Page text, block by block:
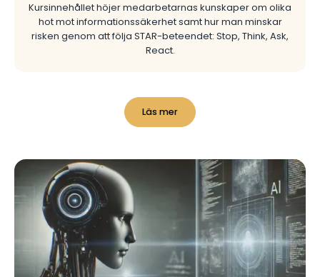
Kursinnehållet höjer medarbetarnas kunskaper om olika
hot mot informationssäkerhet samt hur man minskar
risken genom att följa STAR-beteendet: Stop, Think, Ask,
React.
Läs mer